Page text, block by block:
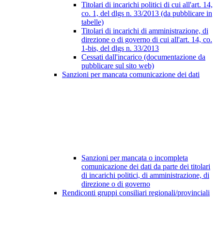
Titolari di incarichi politici di cui all'art. 14,
co. 1, del dlgs n. 33/2013 (da pubblicare in
tabelle)
Titolari di incarichi di amministrazione, di
direzione o di governo di cui all'art. 14, co.
1-bis, del dlgs n. 33/2013
Cessati dall'incarico (documentazione da
pubblicare sul sito web)
Sanzioni per mancata comunicazione dei dati
Sanzioni per mancata o incompleta
comunicazione dei dati da parte dei titolari
di incarichi politici, di amministrazione, di
direzione o di governo
Rendiconti gruppi consiliari regionali/provinciali